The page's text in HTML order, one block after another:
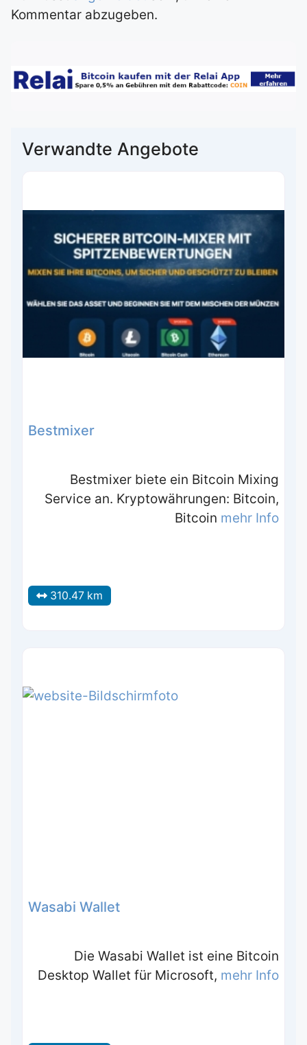
Kommentar abzugeben.
Verwandte Angebote
Bestmixer
Bestmixer biete ein Bitcoin Mixing
Service an. Kryptowährungen: Bitcoin,
Bitcoin mehr Info
310.47 km
Wasabi Wallet
Die Wasabi Wallet ist eine Bitcoin
Desktop Wallet für Microsoft, mehr Info